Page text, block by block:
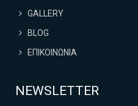
GALLERY
BLOG
ΕΠΙΚΟΙΝΩΝΙΑ
NEWSLETTER